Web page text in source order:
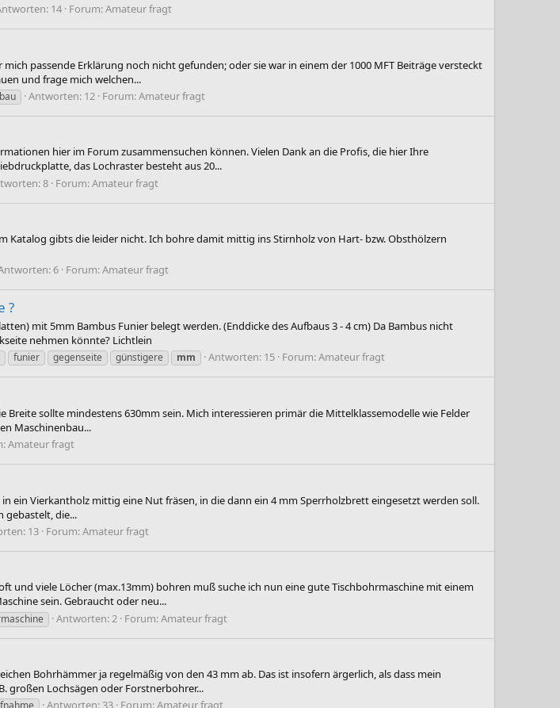
14 Forum:Amateur fragt
passende Erklärung noch nicht gefunden; oder sie war in einem der 1000 MFT Beiträge versteckt
und frage mich welchen...
Antworten: 12 Forum:Amateur fragt
hier im Forum zusammensuchen können. Vielen Dank an die Profis, die hier Ihre
das Lochraster besteht aus 20...
8 Forum:Amateur fragt
Katalog gibts die leider nicht. Ich bohre damit mittig ins Stirnholz von Hart- bzw. Obsthölzern
6 Forum:Amateur fragt
?
mit 5mm Bambus Funier belegt werden. (Enddicke des Aufbaus 3 - 4 cm) Da Bambus nicht
nehmen könnte? Lichtlein
funier gegenseite günstigere mm Antworten: 15 Forum:Amateur fragt
sollte mindestens 630mm sein. Mich interessieren primär die Mittelklassemodelle wie Felder
Maschinenbau...
Amateur fragt
ein Vierkantholz mittig eine Nut fräsen, in die dann ein 4 mm Sperrholzbrett eingesetzt werden soll.
gebastelt, die...
13 Forum:Amateur fragt
und viele Löcher (max.13mm) bohren muß suche ich nun eine gute Tischbohrmaschine mit einem
sein. Gebraucht oder neu...
Antworten: 2 Forum:Amateur fragt
Bohrhämmer ja regelmäßig von den 43 mm ab. Das ist insofern ärgerlich, als dass mein
großen Lochsägen oder Forstnerbohrer...